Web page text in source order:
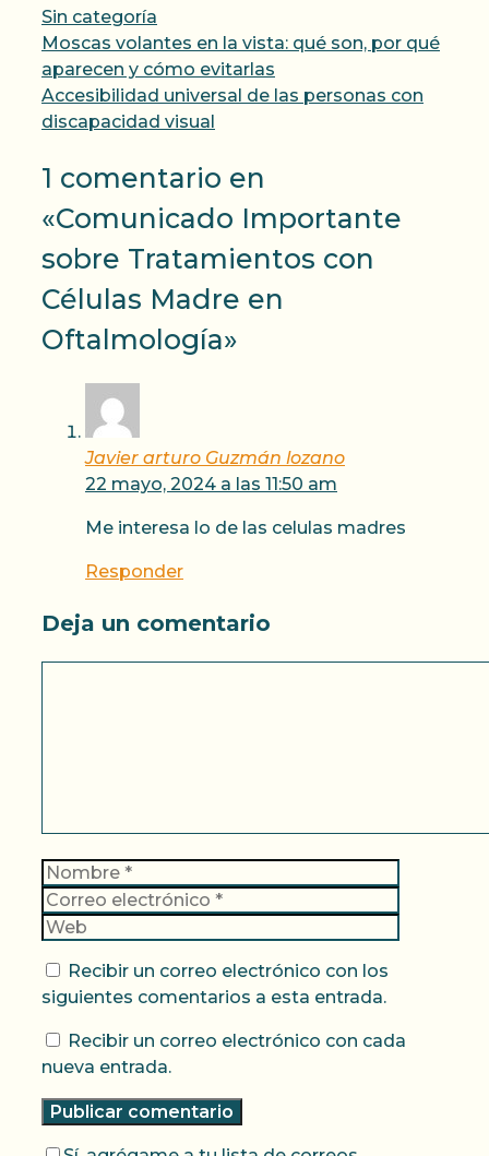
Categorías
Sin categoría
Moscas volantes en la vista: qué son, por qué
aparecen y cómo evitarlas
Accesibilidad universal de las personas con
discapacidad visual
1 comentario en
«Comunicado Importante
sobre Tratamientos con
Células Madre en
Oftalmología»
Javier arturo Guzmán lozano
22 mayo, 2024 a las 11:50 am
Me interesa lo de las celulas madres
Responder
Deja un comentario
Nombre
Recibir un correo electrónico con los
siguientes comentarios a esta entrada.
Recibir un correo electrónico con cada
nueva entrada.